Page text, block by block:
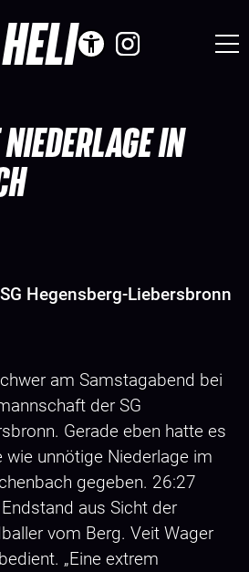
IN
Hegensberg-Liebersbronn
am Samstagabend bei
der SG
Gerade eben hatte es
unnötige Niederlage im
gegeben. 26:27
aus Sicht der
vom Berg. Veit Wager
„Eine extrem